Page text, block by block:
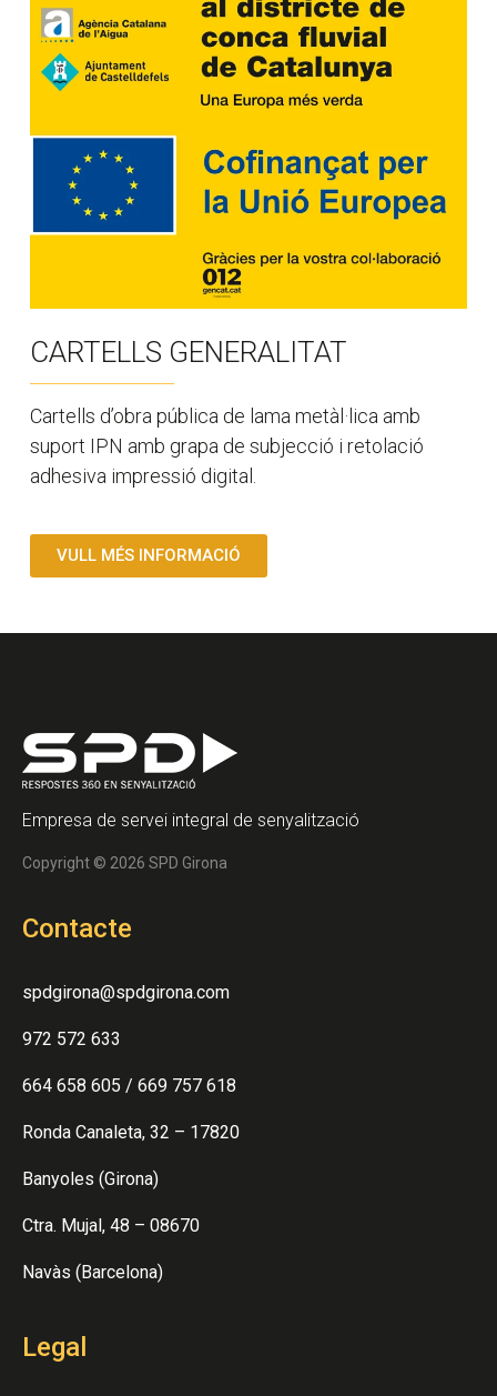
CARTELLS GENERALITAT
Cartells d’obra pública de lama metàl·lica amb
suport IPN amb grapa de subjecció i retolació
adhesiva impressió digital.
VULL MÉS INFORMACIÓ
Empresa de servei integral de senyalització
Copyright © 2026 SPD Girona
Legal
Contacte
spdgirona@spdgirona.com
972 572 633
664 658 605 / 669 757 618
Ronda Canaleta, 32 – 17820
Banyoles (Girona)
Ctra. Mujal, 48 – 08670
Navàs (Barcelona)